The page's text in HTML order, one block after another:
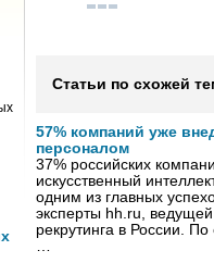
Статьи по схожей
57% компаний уже
персоналом
37% российских
искусственный
одним из главных
эксперты hh.ru,
рекрутинга в России.
…